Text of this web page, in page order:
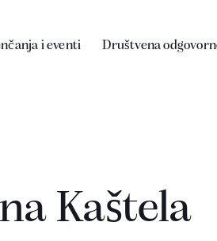
i eventi Društvena
Kaštela